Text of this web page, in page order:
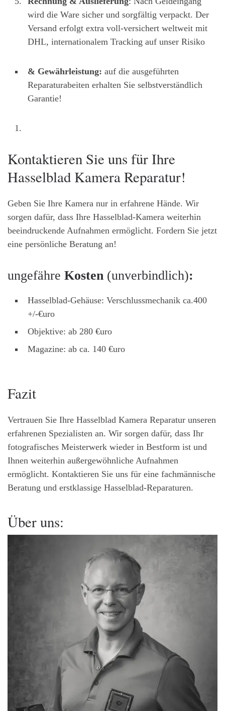
wird die Ware sicher und sorgfältig verpackt. Der
Versand erfolgt extra voll-versichert weltweit mit
DHL, internationalem Tracking auf unser Risiko
& Gewährleistung: auf die ausgeführten
Reparaturabeiten erhalten Sie selbstverständlich
Garantie!
Kontaktieren Sie uns für Ihre
Hasselblad Kamera Reparatur!
Geben Sie Ihre Kamera nur in erfahrene Hände. Wir
sorgen dafür, dass Ihre Hasselblad-Kamera weiterhin
beeindruckende Aufnahmen ermöglicht. Fordern Sie jetzt
eine persönliche Beratung an!
ungefähre Kosten (unverbindlich):
Hasselblad-Gehäuse: Verschlussmechanik ca.400
+/-€uro
Objektive: ab 280 €uro
Magazine: ab ca. 140 €uro
Fazit
Vertrauen Sie Ihre Hasselblad Kamera Reparatur unseren
erfahrenen Spezialisten an. Wir sorgen dafür, dass Ihr
fotografisches Meisterwerk wieder in Bestform ist und
Ihnen weiterhin außergewöhnliche Aufnahmen
ermöglicht. Kontaktieren Sie uns für eine fachmännische
Beratung und erstklassige Hasselblad-Reparaturen.
Über uns: